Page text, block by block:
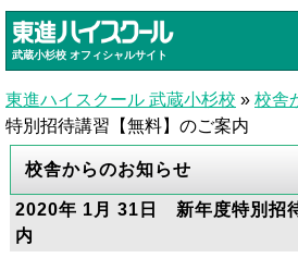
武蔵小杉校 オフィシャルサイト
東進ハイスクール 武蔵小杉校 » 校舎
特別招待講習【無料】のご案内
校舎からのお知らせ
2020年 1月 31日 新年度特別招
内